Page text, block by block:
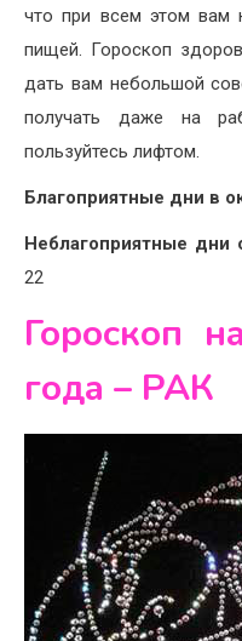
что при всем этом вам
пищей. Гороскоп
дать вам небольшой
получать даже на
пользуйтесь лифтом.
Благоприятные дни в
Неблагоприятные дни
22
Гороскоп
года – РАК